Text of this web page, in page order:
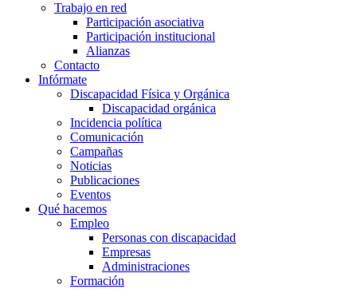
Trabajo en red
Participación asociativa
Participación institucional
Alianzas
Contacto
Infórmate
Discapacidad Física y Orgánica
Discapacidad orgánica
Incidencia política
Comunicación
Campañas
Noticias
Publicaciones
Eventos
Qué hacemos
Empleo
Personas con discapacidad
Empresas
Administraciones
Formación